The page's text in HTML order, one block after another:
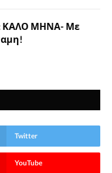
ΚΑΛΟ ΜΗΝΑ- Με
Twitter
YouTube